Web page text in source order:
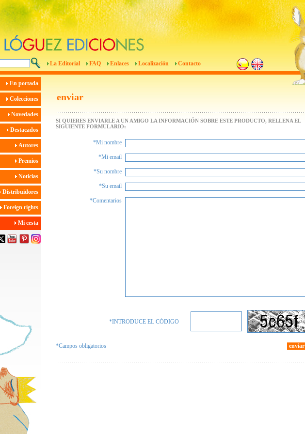
La Editorial FAQ Enlaces Localización Contacto
En portada
Colecciones
Novedades
Destacados
Autores
Premios
Noticias
Distribuidores
Foreign rights
Mi cesta
enviar
SI QUIERES ENVIARLE A UN AMIGO LA INFORMACIÓN SOBRE ESTE PRODUCTO, RELLENA EL
SIGUIENTE FORMULARIO:
*Mi nombre
*Mi email
*Su nombre
*Su email
*Comentarios
*INTRODUCE EL CÓDIGO
*Campos obligatorios enviar